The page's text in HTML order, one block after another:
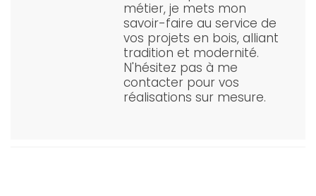
métier, je mets mon
savoir-faire au service de
vos projets en bois, alliant
tradition et modernité.
N'hésitez pas à me
contacter pour vos
réalisations sur mesure.